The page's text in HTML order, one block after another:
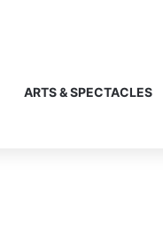
ARTS & SPECTACLES